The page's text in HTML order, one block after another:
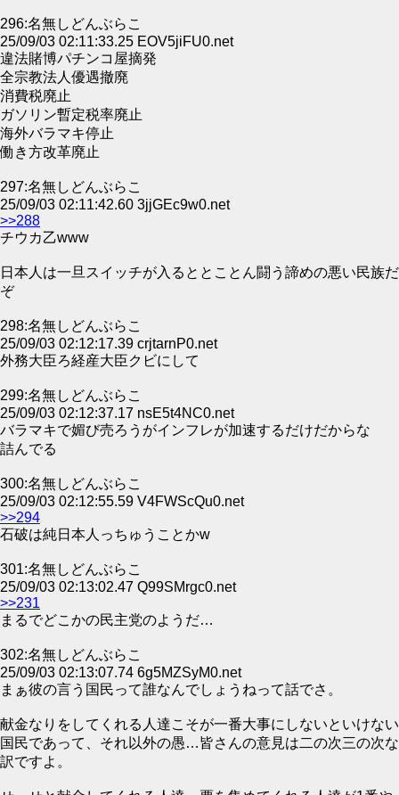
296:名無しどんぶらこ
25/09/03 02:11:33.25 EOV5jiFU0.net
違法賭博パチンコ屋摘発
全宗教法人優遇撤廃
消費税廃止
ガソリン暫定税率廃止
海外バラマキ停止
働き方改革廃止
297:名無しどんぶらこ
25/09/03 02:11:42.60 3jjGEc9w0.net
>>288
チウカ乙www
日本人は一旦スイッチが入るととことん闘う諦めの悪い民族だ
ぞ
298:名無しどんぶらこ
25/09/03 02:12:17.39 crjtarnP0.net
外務大臣ろ経産大臣クビにして
299:名無しどんぶらこ
25/09/03 02:12:37.17 nsE5t4NC0.net
バラマキで媚び売ろうがインフレが加速するだけだからな
詰んでる
300:名無しどんぶらこ
25/09/03 02:12:55.59 V4FWScQu0.net
>>294
石破は純日本人っちゅうことかw
301:名無しどんぶらこ
25/09/03 02:13:02.47 Q99SMrgc0.net
>>231
まるでどこかの民主党のようだ…
302:名無しどんぶらこ
25/09/03 02:13:07.74 6g5MZSyM0.net
まぁ彼の言う国民って誰なんでしょうねって話でさ。
献金なりをしてくれる人達こそが一番大事にしないといけない
国民であって、それ以外の愚…皆さんの意見は二の次三の次な
訳ですよ。